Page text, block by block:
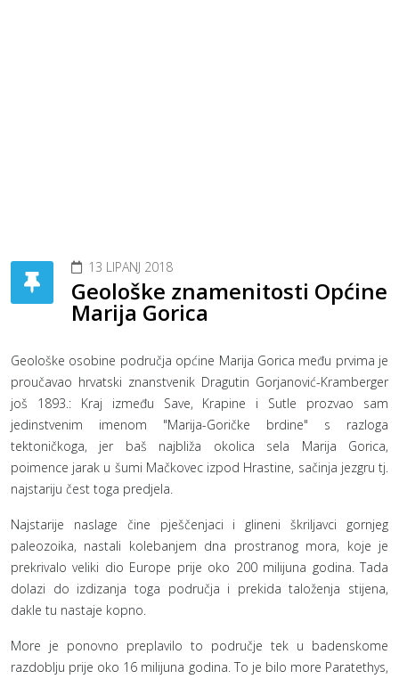
13 LIPANJ 2018
Geološke znamenitosti Općine
Marija Gorica
Geološke osobine područja općine Marija Gorica među prvima je
proučavao hrvatski znanstvenik Dragutin Gorjanović-Kramberger
još 1893.: Kraj između Save, Krapine i Sutle prozvao sam
jedinstvenim imenom "Marija-Goričke brdine" s razloga
tektoničkoga, jer baš najbliža okolica sela Marija Gorica,
poimence jarak u šumi Mačkovec izpod Hrastine, sačinja jezgru tj.
najstariju čest toga predjela.
Najstarije naslage čine pješčenjaci i glineni škriljavci gornjeg
paleozoika, nastali kolebanjem dna prostranog mora, koje je
prekrivalo veliki dio Europe prije oko 200 milijuna godina. Tada
dolazi do izdizanja toga područja i prekida taloženja stijena,
dakle tu nastaje kopno.
More je ponovno preplavilo to područje tek u badenskome
razdoblju prije oko 16 milijuna godina. To je bilo more Paratethys,